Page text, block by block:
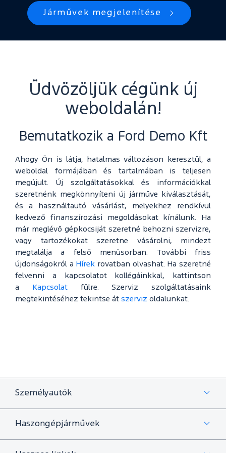
Járművek megjelenítése
Üdvözöljük cégünk új
weboldalán!
Bemutatkozik a Ford Demo Kft
Ahogy Ön is látja, hatalmas változáson keresztül, a
weboldal formájában és tartalmában is teljesen
megújult. Új szolgáltatásokkal és információkkal
szeretnénk megkönnyíteni új járműve kiválasztását,
és a használtautó vásárlást, melyekhez rendkívül
kedvező finanszírozási megoldásokat kínálunk. Ha
már meglévő gépkocsiját szeretné behozni szervizre,
vagy tartozékokat szeretne vásárolni, mindezt
megtalálja a felső menüsorban. További friss
újdonságokról a Hírek rovatban olvashat. Ha szeretné
felvenni a kapcsolatot kollégáinkkal, kattintson
a
Kapcsolatfülre. Szerviz szolgáltatásaink
megtekintéséhez tekintse át szerviz oldalunkat.
Személyautók
Haszongépjárművek